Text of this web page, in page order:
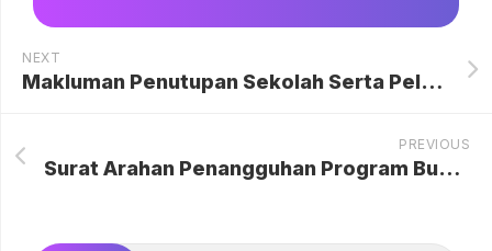
NEXT
Makluman Penutupan Sekolah Serta Pelaksanaan PDPC Secara Atas Talian
PREVIOUS
Surat Arahan Penangguhan Program Bukan PdPC